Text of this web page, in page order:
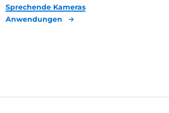
Sprechende Kameras
Anwendungen